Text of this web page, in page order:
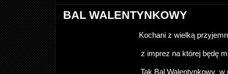
BAL WALENTYNKOWY
Kochani z wielką
z imprez na której będę
Tak Bal Walentynkowy w